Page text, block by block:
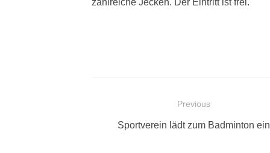
zahlreiche Jecken. Der Eintritt ist frei.
Beitragsnavigation
Previous
Previous
Sportverein lädt zum Badminton ein